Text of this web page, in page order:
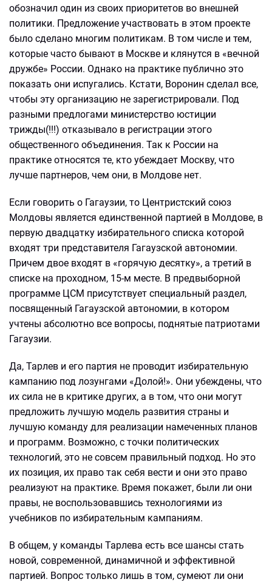
обозначил один из своих приоритетов во внешней
политики. Предложение участвовать в этом проекте
было сделано многим политикам. В том числе и тем,
которые часто бывают в Москве и клянутся в «вечной
дружбе» России. Однако на практике публично это
показать они испугались. Кстати, Воронин сделал все,
чтобы эту организацию не зарегистрировали. Под
разными предлогами министерство юстиции
трижды(!!!) отказывало в регистрации этого
общественного объединения. Так к России на
практике относятся те, кто убеждает Москву, что
лучше партнеров, чем они, в Молдове нет.
Если говорить о Гагаузии, то Центристский союз
Молдовы является единственной партией в Молдове, в
первую двадцатку избирательного списка которой
входят три представителя Гагаузской автономии.
Причем двое входят в «горячую десятку», а третий в
списке на проходном, 15-м месте. В предвыборной
программе ЦСМ присутствует специальный раздел,
посвященный Гагаузской автономии, в котором
учтены абсолютно все вопросы, поднятые патриотами
Гагаузии.
Да, Тарлев и его партия не проводит избирательную
кампанию под лозунгами «Долой!». Они убеждены, что
их сила не в критике других, а в том, что они могут
предложить лучшую модель развития страны и
лучшую команду для реализации намеченных планов
и программ. Возможно, с точки политических
технологий, это не совсем правильный подход. Но это
их позиция, их право так себя вести и они это право
реализуют на практике. Время покажет, были ли они
правы, не воспользовавшись технологиями из
учебников по избирательным кампаниям.
В общем, у команды Тарлева есть все шансы стать
новой, современной, динамичной и эффективной
партией. Вопрос только лишь в том, сумеют ли они